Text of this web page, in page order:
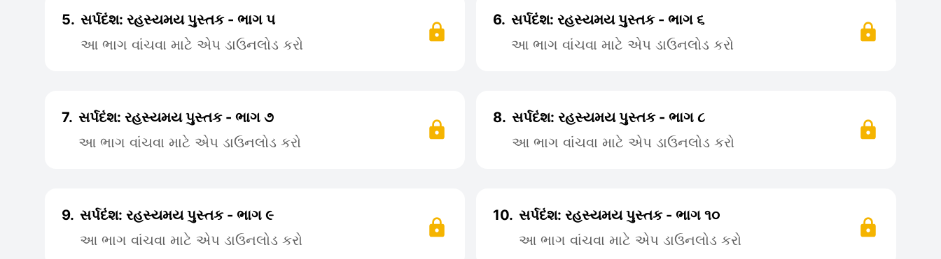
5. સર્પદંશ: રહસ્યમય પુસ્તક - ભાગ ૫
આ ભાગ વાંચવા માટે એપ ડાઉનલોડ કરો
6. સર્પદંશ: રહસ્યમય પુસ્તક - ભાગ ૬
આ ભાગ વાંચવા માટે એપ ડાઉનલોડ કરો
7. સર્પદંશ: રહસ્યમય પુસ્તક - ભાગ ૭
આ ભાગ વાંચવા માટે એપ ડાઉનલોડ કરો
8. સર્પદંશ: રહસ્યમય પુસ્તક - ભાગ ૮
આ ભાગ વાંચવા માટે એપ ડાઉનલોડ કરો
9. સર્પદંશ: રહસ્યમય પુસ્તક - ભાગ ૯
આ ભાગ વાંચવા માટે એપ ડાઉનલોડ કરો
10. સર્પદંશ: રહસ્યમય પુસ્તક - ભાગ ૧૦
આ ભાગ વાંચવા માટે એપ ડાઉનલોડ કરો